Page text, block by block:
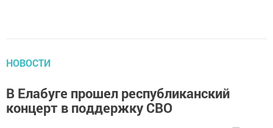
НОВОСТИ
В Елабуге прошел республиканский
концерт в поддержку СВО